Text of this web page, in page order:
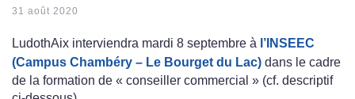
31 août 2020
LudothAix interviendra mardi 8 septembre à l’INSEEC
(Campus Chambéry – Le Bourget du Lac) dans le cadre
de la formation de « conseiller commercial » (cf. descriptif